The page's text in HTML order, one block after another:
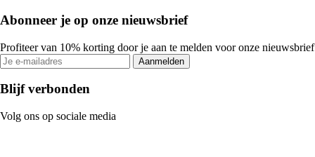
Abonneer je op onze nieuwsbrief
Profiteer van 10% korting door je aan te melden voor onze nieuwsbrief
Aanmelden
Blijf verbonden
Volg ons op sociale media